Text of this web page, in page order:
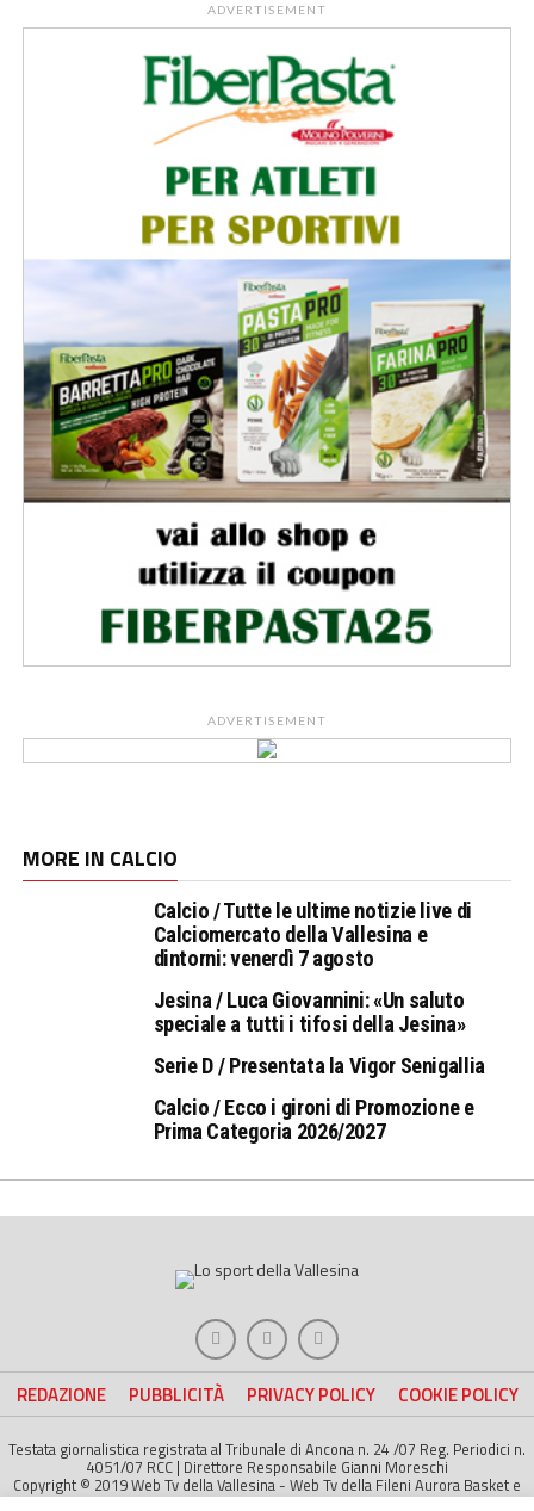
ADVERTISEMENT
ADVERTISEMENT
MORE IN CALCIO
Calcio / Tutte le ultime notizie live di
Calciomercato della Vallesina e
dintorni: venerdì 7 agosto
Jesina / Luca Giovannini: «Un saluto
speciale a tutti i tifosi della Jesina»
Serie D / Presentata la Vigor Senigallia
Calcio / Ecco i gironi di Promozione e
Prima Categoria 2026/2027
REDAZIONE PUBBLICITÀ PRIVACY POLICY COOKIE POLICY
Testata giornalistica registrata al Tribunale di Ancona n. 24 /07 Reg. Periodici n.
4051/07 RCC | Direttore Responsabile Gianni Moreschi
Copyright © 2019 Web Tv della Vallesina - Web Tv della Fileni Aurora Basket e
della Jesina Calcio. All right Reserved | Project byLife Color